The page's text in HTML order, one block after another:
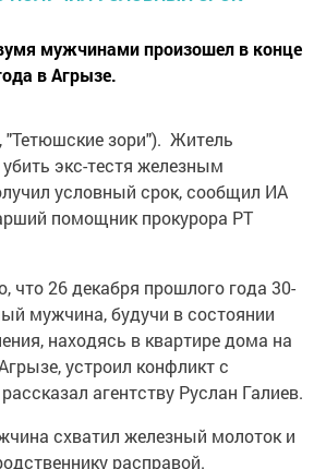
мужчинами произошел в конце
в Агрызе.
"Тетюшские зори"). Житель
экс-тестя железным
условный срок, сообщил ИА
помощник прокурора РТ
что 26 декабря прошлого года 30-
мужчина, будучи в состоянии
находясь в квартире дома на
устроил конфликт с
агентству Руслан Галиев.
схватил железный молоток и
расправой.